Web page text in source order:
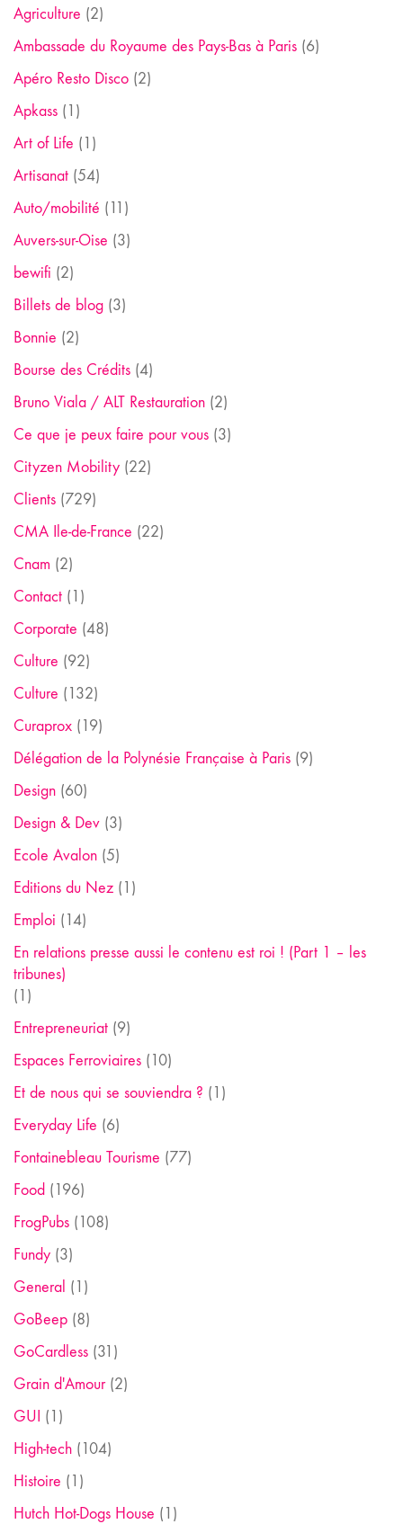
Agriculture (2)
Ambassade du Royaume des Pays-Bas à Paris (6)
Apéro Resto Disco (2)
Apkass (1)
Art of Life (1)
Artisanat (54)
Auto/mobilité (11)
Auvers-sur-Oise (3)
bewifi (2)
Billets de blog (3)
Bonnie (2)
Bourse des Crédits (4)
Bruno Viala / ALT Restauration (2)
Ce que je peux faire pour vous (3)
Cityzen Mobility (22)
Clients (729)
CMA Ile-de-France (22)
Cnam (2)
Contact (1)
Corporate (48)
Culture (92)
Culture (132)
Curaprox (19)
Délégation de la Polynésie Française à Paris (9)
Design (60)
Design & Dev (3)
Ecole Avalon (5)
Editions du Nez (1)
Emploi (14)
En relations presse aussi le contenu est roi ! (Part 1 – les
tribunes)
(1)
Entrepreneuriat (9)
Espaces Ferroviaires (10)
Et de nous qui se souviendra ? (1)
Everyday Life (6)
Fontainebleau Tourisme (77)
Food (196)
FrogPubs (108)
Fundy (3)
General (1)
GoBeep (8)
GoCardless (31)
Grain d'Amour(2)
GUI (1)
High-tech (104)
Histoire (1)
Hutch Hot-Dogs House (1)